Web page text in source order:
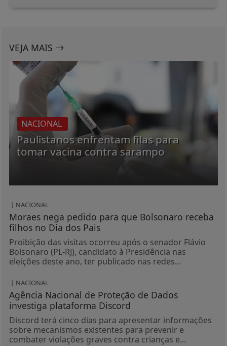
VEJA MAIS
NACIONAL
Paulistanos enfrentam filas para
tomar vacina contra sarampo
NACIONAL
Moraes nega pedido para que Bolsonaro receba
filhos no Dia dos Pais
Proibição das visitas ocorreu após o senador Flávio
Bolsonaro (PL-RJ), candidato à Presidência nas
eleições deste ano, ter publicado nas redes...
NACIONAL
Agência Nacional de Proteção de Dados
investiga plataforma Discord
Discord terá cinco dias para apresentar informações
sobre mecanismos existentes para prevenir e
combater violações graves contra crianças e...